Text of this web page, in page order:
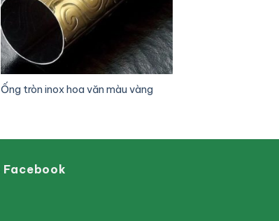
Ống tròn inox hoa văn màu vàng
Facebook